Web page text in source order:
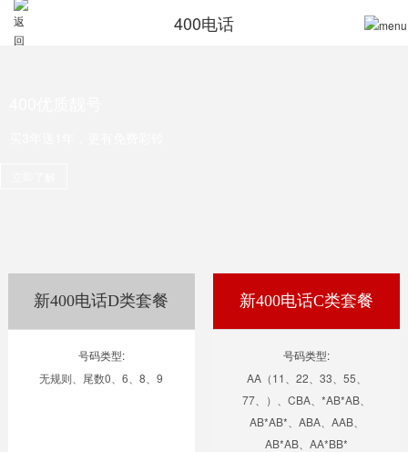
400电话
新400电话D类套餐
号码类型:
无规则、尾数0、6、8、9
新400电话C类套餐
号码类型:
AA（11、22、33、55、
77、）、CBA、*AB*AB、
AB*AB*、ABA、AAB、
AB*AB、AA*BB*